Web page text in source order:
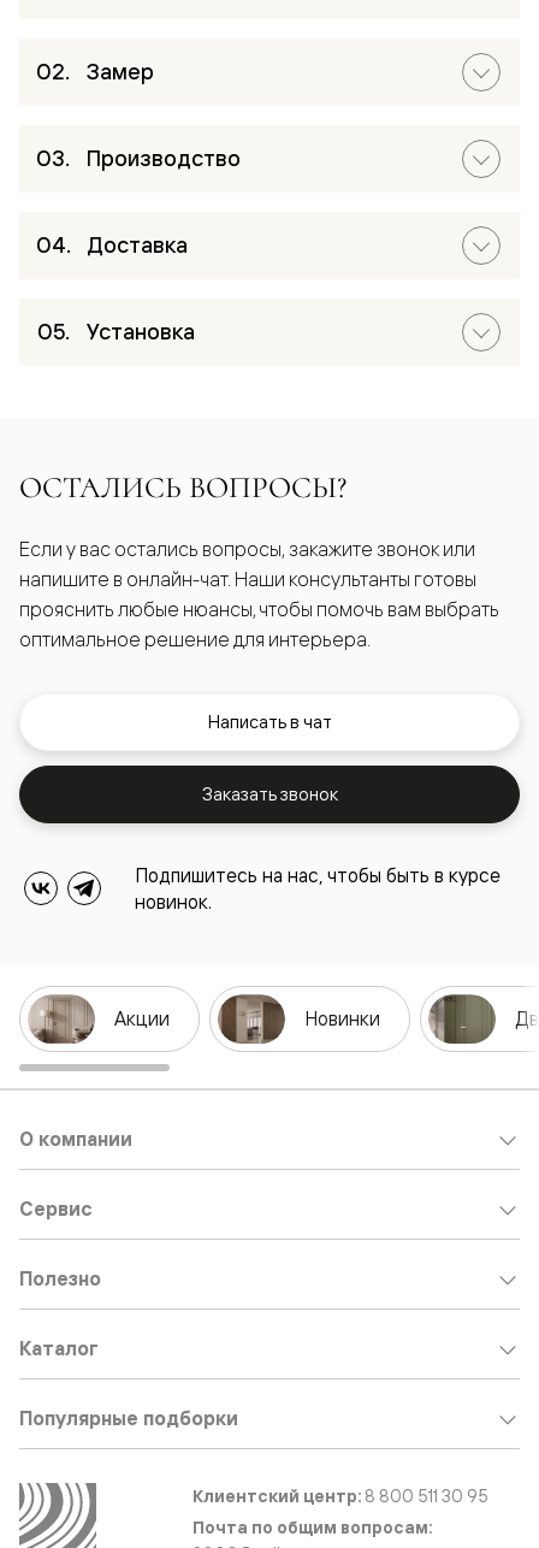
Замер
Производство
Доставка
Установка
ОСТАЛИСЬ ВОПРОСЫ?
Если у вас остались вопросы, закажите звонок или
напишите в онлайн-чат. Наши консультанты готовы
прояснить любые нюансы, чтобы помочь вам выбрать
оптимальное решение для интерьера.
Написать в чат
Заказать звонок
Подпишитесь на нас, чтобы быть в курсе
новинок.
Акции Новинки
О компании
Сервис
Полезно
Каталог
Популярные подборки
Клиентский центр: 8 800 511 30 95
Почта по общим вопросам: